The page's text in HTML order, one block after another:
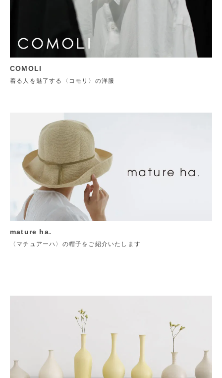
COMOLI
着る人を魅了する〈コモリ〉の洋服
mature ha.
〈マチュアーハ〉の帽子をご紹介いたします